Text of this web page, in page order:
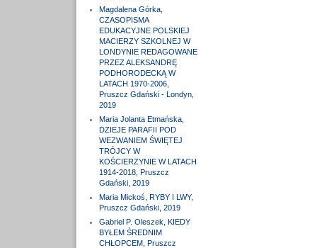
Magdalena Górka,
CZASOPISMA
EDUKACYJNE POLSKIEJ
MACIERZY SZKOLNEJ W
LONDYNIE REDAGOWANE
PRZEZ ALEKSANDRĘ
PODHORODECKĄ W
LATACH 1970-2006,
Pruszcz Gdański - Londyn,
2019
Maria Jolanta Etmańska,
DZIEJE PARAFII POD
WEZWANIEM ŚWIĘTEJ
TRÓJCY W
KOŚCIERZYNIE W LATACH
1914-2018, Pruszcz
Gdański, 2019
Maria Mickoś, RYBY I LWY,
Pruszcz Gdański, 2019
Gabriel P. Oleszek, KIEDY
BYŁEM ŚREDNIM
CHŁOPCEM, Pruszcz